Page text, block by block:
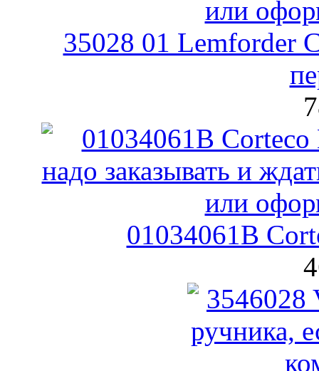
35028 01 Lemforder
01034061B